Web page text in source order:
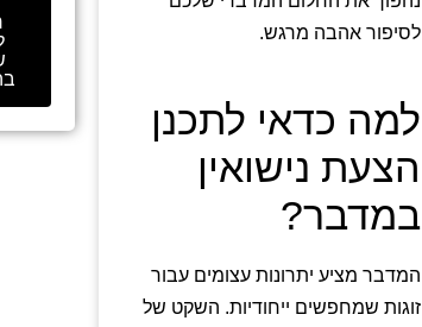
לסיפור אהבה מרגש.
למה כדאי לתכנן
הצעת נישואין
במדבר?
המדבר מציע יתרונות עצומים עבור
זוגות שמחפשים ייחודיות. השקט של